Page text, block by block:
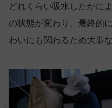
どれくらい吸水したかに
の状態が変わり、最終的
わいにも関わるため大事